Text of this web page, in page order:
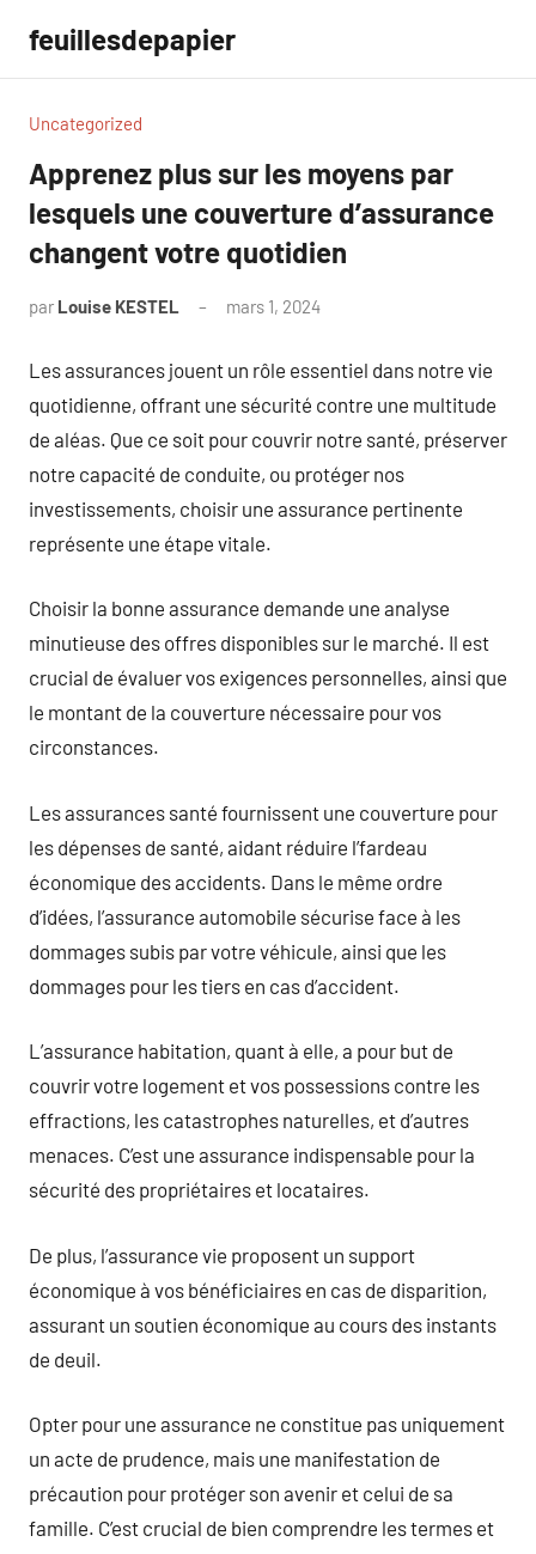
contenu
feuillesdepapier
Uncategorized
Apprenez plus sur les moyens par
lesquels une couverture d’assurance
changent votre quotidien
par Louise KESTEL mars 1, 2024
Les assurances jouent un rôle essentiel dans notre vie
quotidienne, offrant une sécurité contre une multitude
de aléas. Que ce soit pour couvrir notre santé, préserver
notre capacité de conduite, ou protéger nos
investissements, choisir une assurance pertinente
représente une étape vitale.
Choisir la bonne assurance demande une analyse
minutieuse des offres disponibles sur le marché. Il est
crucial de évaluer vos exigences personnelles, ainsi que
le montant de la couverture nécessaire pour vos
circonstances.
Les assurances santé fournissent une couverture pour
les dépenses de santé, aidant réduire l’fardeau
économique des accidents. Dans le même ordre
d’idées, l’assurance automobile sécurise face à les
dommages subis par votre véhicule, ainsi que les
dommages pour les tiers en cas d’accident.
L’assurance habitation, quant à elle, a pour but de
couvrir votre logement et vos possessions contre les
effractions, les catastrophes naturelles, et d’autres
menaces. C’est une assurance indispensable pour la
sécurité des propriétaires et locataires.
De plus, l’assurance vie proposent un support
économique à vos bénéficiaires en cas de disparition,
assurant un soutien économique au cours des instants
de deuil.
Opter pour une assurance ne constitue pas uniquement
un acte de prudence, mais une manifestation de
précaution pour protéger son avenir et celui de sa
famille. C’est crucial de bien comprendre les termes et